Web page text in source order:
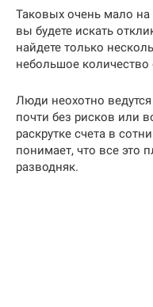
Таковых очень мало на
вы будете искать
найдете только
небольшое количество
Люди неохотно
почти без рисков или
раскрутке счета в
понимает, что все это
разводняк.